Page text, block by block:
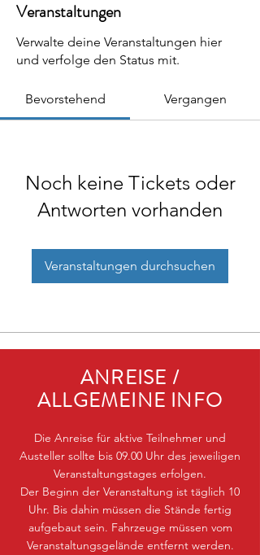
Veranstaltungen
Verwalte deine Veranstaltungen hier
und verfolge den Status mit.
Bevorstehend Vergangen
Noch keine Tickets oder
Antworten vorhanden
Veranstaltungen durchsuchen
ANREISE /
ALLGEMEINE INFO
Die Anreise für aktive Teilnehmer und
Austeller sollte bis 09.00 Uhr des jeweiligen
Veranstaltungstages erfolgen.
Der Beginn der Veranstaltung ist täglich 10
Uhr. Bis dahin müssen die Stände fertig
aufgebaut sein. Fahrzeuge müssen vom
Veranstaltungsgelände entfernt werden.